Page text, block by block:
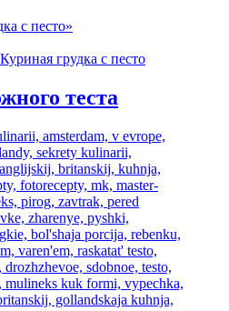
с песто»
грудка с песто
теста